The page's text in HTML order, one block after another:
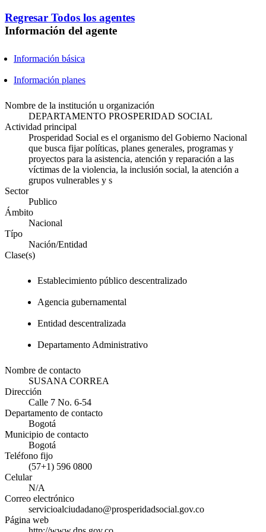
Regresar Todos los agentes
Información del agente
Información básica
Información planes
Nombre de la institución u organización
DEPARTAMENTO PROSPERIDAD SOCIAL
Actividad principal
Prosperidad Social es el organismo del Gobierno Nacional
que busca fijar políticas, planes generales, programas y
proyectos para la asistencia, atención y reparación a las
víctimas de la violencia, la inclusión social, la atención a
grupos vulnerables y s
Sector
Publico
Ámbito
Nacional
Típo
Nación/Entidad
Clase(s)
Establecimiento público descentralizado
Agencia gubernamental
Entidad descentralizada
Departamento Administrativo
Nombre de contacto
SUSANA CORREA
Dirección
Calle 7 No. 6-54
Departamento de contacto
Bogotá
Municipio de contacto
Bogotá
Teléfono fijo
(57+1) 596 0800
Celular
N/A
Correo electrónico
servicioalciudadano@prosperidadsocial.gov.co
Página web